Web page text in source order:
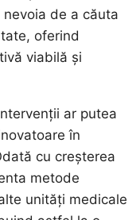
de a căuta
oferind
viabilă și
ar putea
în
cu creșterea
metode
unități medicale